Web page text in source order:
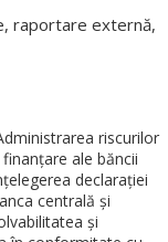
raportare externă,
riscurilor
ale băncii
declarației
centrală și
și